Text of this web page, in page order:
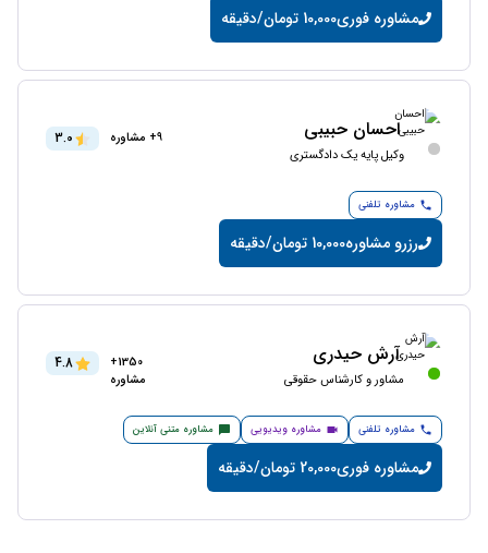
مشاوره فوری10,000 تومان/دقیقه
احسان حبیبی
وکیل پایه یک دادگستری
9+ مشاوره 3.0
مشاوره تلفنی
رزرو مشاوره10,000 تومان/دقیقه
آرش حیدری
مشاور و کارشناس حقوقی
1350+
مشاوره
4.8
مشاوره تلفنی مشاوره ویدیویی مشاوره متنی آنلاین
مشاوره فوری20,000 تومان/دقیقه